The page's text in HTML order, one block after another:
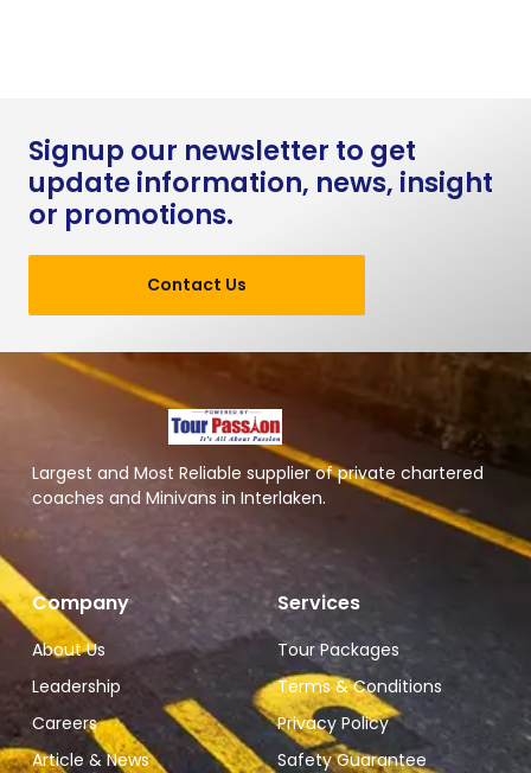
Signup our newsletter to get
update information, news, insight
or promotions.
Contact Us
Largest and Most Reliable supplier of private chartered
coaches and Minivans in Interlaken.
Company
About Us
Leadership
Careers
Article & News
Services
Tour Packages
Terms & Conditions
Privacy Policy
Safety Guarantee